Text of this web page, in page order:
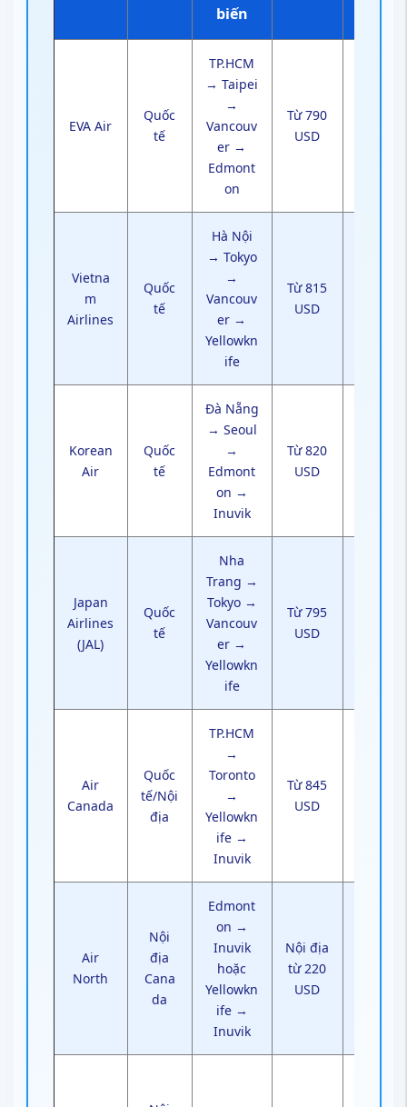
biến
EVA Air
Quốc
tế
TP.HCM
→ Taipei
→
Vancouv
er →
Edmont
on
Từ 790
USD
Vietna
m
Airlines
Quốc
tế
Hà Nội
→ Tokyo
→
Vancouv
er →
Yellowkn
ife
Từ 815
USD
Korean
Air
Quốc
tế
Đà Nẵng
→ Seoul
→
Edmont
on →
Inuvik
Từ 820
USD
Japan
Airlines
(JAL)
Quốc
tế
Nha
Trang →
Tokyo →
Vancouv
er →
Yellowkn
ife
Từ 795
USD
Air
Canada
Quốc
tế/Nội
địa
TP.HCM
→
Toronto
→
Yellowkn
ife →
Inuvik
Từ 845
USD
Air
North
Nội
địa
Cana
da
Edmont
on →
Inuvik
hoặc
Yellowkn
ife →
Inuvik
Nội địa
từ 220
USD